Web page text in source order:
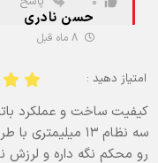
حسن نادری
امتیاز دهید :
کیفیت ساخت و عملکرد
سه نظام ۱۳
رو محکم نگه داره و لرزش